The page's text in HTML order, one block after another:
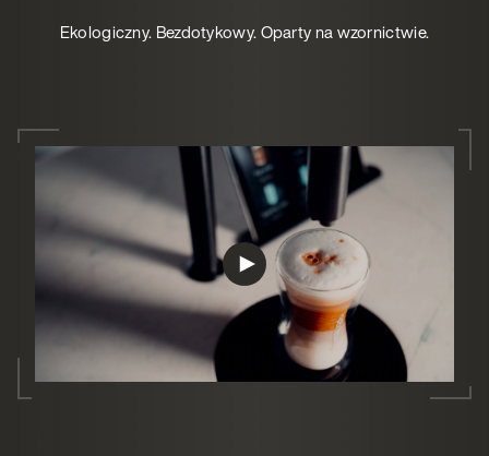
Ekologiczny. Bezdotykowy. Oparty na wzornictwie.